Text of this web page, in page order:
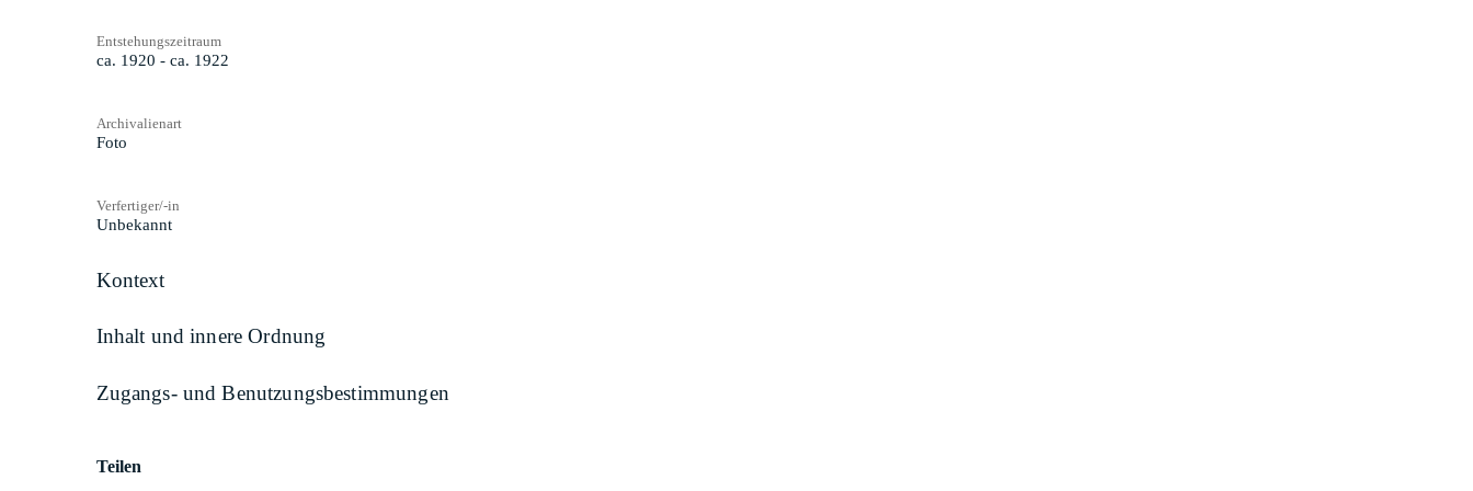
Entstehungszeitraum
ca. 1920 - ca. 1922
Archivalienart
Foto
Verfertiger/-in
Unbekannt
Kontext
Inhalt und innere Ordnung
Zugangs- und Benutzungsbestimmungen
Teilen